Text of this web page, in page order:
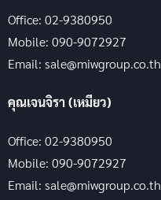
Office: 02-9380950
Mobile: 090-9072927
Email: sale@miwgroup.co.th
คุณเจนจิรา (เหมียว)
Office: 02-9380950
Mobile: 090-9072927
Email: sale@miwgroup.co.th